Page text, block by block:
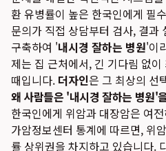
환 유병률이 높은 한국인에게 필
문의가 직접 상담부터 검사, 결과
구축하여 '내시경 잘하는 병원'이
제는 집 근처에서, 긴 기다림 없
때입니다. 더자인은 그 최상의 선
왜 사람들은 '내시경 잘하는 병원'
한국인에게 위암과 대장암은 여
가암정보센터 통계에 따르면, 위
률 상위권을 차지하고 있습니다.